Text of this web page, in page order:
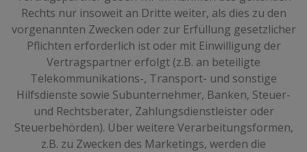
Rechts nur insoweit an Dritte weiter, als dies zu den
vorgenannten Zwecken oder zur Erfüllung gesetzlicher
Pflichten erforderlich ist oder mit Einwilligung der
Vertragspartner erfolgt (z.B. an beteiligte
Telekommunikations-, Transport- und sonstige
Hilfsdienste sowie Subunternehmer, Banken, Steuer-
und Rechtsberater, Zahlungsdienstleister oder
Steuerbehörden). Über weitere Verarbeitungsformen,
z.B. zu Zwecken des Marketings, werden die